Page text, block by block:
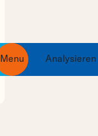
Menu Analysieren
ingredients
products
brands